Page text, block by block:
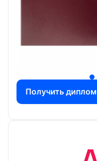
Получить диплом